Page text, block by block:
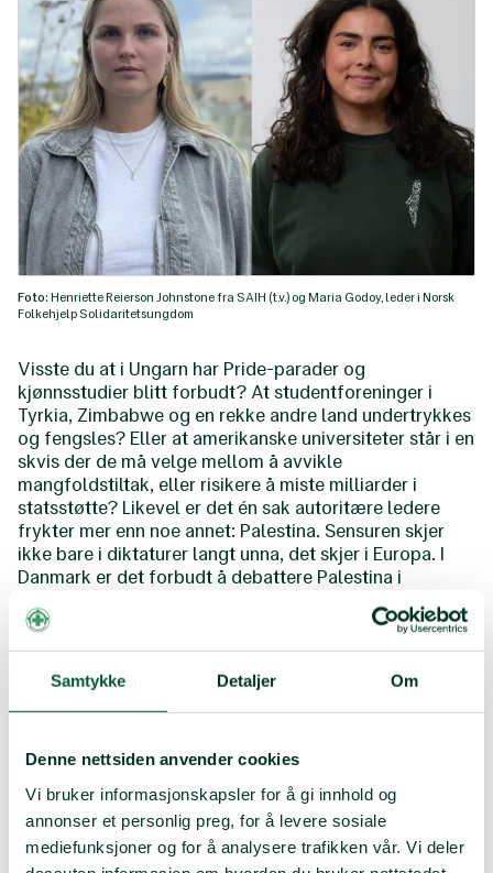
Samtykke Detaljer Om
Denne nettsiden anvender cookies
Vi bruker informasjonskapsler for å gi innhold og
annonser et personlig preg, for å levere sosiale
mediefunksjoner og for å analysere trafikken vår. Vi deler
Foto: Henriette Reierson Johnstone fra SAIH (t.v.) og Maria Godoy, leder i Norsk
Folkehjelp Solidaritetsungdom
Visste du at i Ungarn har Pride-parader og
kjønnsstudier blitt forbudt? At studentforeninger i
Tyrkia, Zimbabwe og en rekke andre land undertrykkes
og fengsles? Eller at amerikanske universiteter står i en
skvis der de må velge mellom å avvikle
mangfoldstiltak, eller risikere å miste milliarder i
statsstøtte? Likevel er det én sak autoritære ledere
frykter mer enn noe annet: Palestina. Sensuren skjer
ikke bare i diktaturer langt unna, det skjer i Europa. I
Danmark er det forbudt å debattere Palestina i
skolevalgkampen. I Frankrike er det forbudt å
demonstrere for Palestina, fordi det «truer den
offentlige orden». I England bruker myndighetene anti-
terrorlovgivning for å kneble fredelige
demonstrasjoner. I USA kan du risikere å bli nektet
turistvisum hvis du har ytret deg kritisk mot Israel i
hjemme- Frp-leder Sylvi Listhaug omtalte nylig Greta
Thunberg som en farlig kriminell som må utvises av
landet.